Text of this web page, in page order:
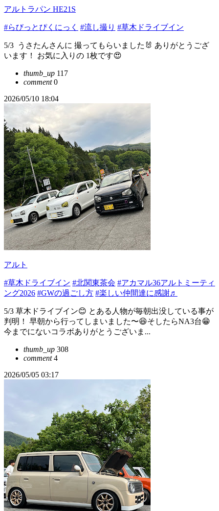
アルトラパン HE21S
#らびっとぴくにっく #流し撮り #草木ドライブイン
5/3 ⁡ ⁡うさたんさんに 撮ってもらいました🐰⁡ ⁡ありがとうござ
います！⁡ ⁡お気に入りの 1枚です😍⁡
thumb_up 117
comment0
2026/05/10 18:04
アルト
#草木ドライブイン #北関東茶会 #アカマル36アルトミーティ
ング2026 #GWの過ごし方 #楽しい仲間達に感謝♬
5/3 草木ドライブイン😊 とある人物が毎朝出没している事が
判明！ 早朝から行ってしまいました〜😆そしたらNA3台😁
今までにないコラボありがとうございま...
thumb_up 308
comment4
2026/05/05 03:17